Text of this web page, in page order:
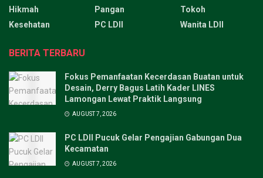
Hikmah
Kesehatan
Pangan
PC LDII
Tokoh
Wanita LDII
BERITA TERBARU
Fokus Pemanfaatan Kecerdasan Buatan untuk
Desain, Derry Bagus Latih Kader LINES
Lamongan Lewat Praktik Langsung
AUGUST 7, 2026
PC LDII Pucuk Gelar Pengajian Gabungan Dua
Kecamatan
AUGUST 7, 2026